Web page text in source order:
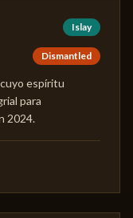
Islay
Dismantled
espíritu
para
2024.